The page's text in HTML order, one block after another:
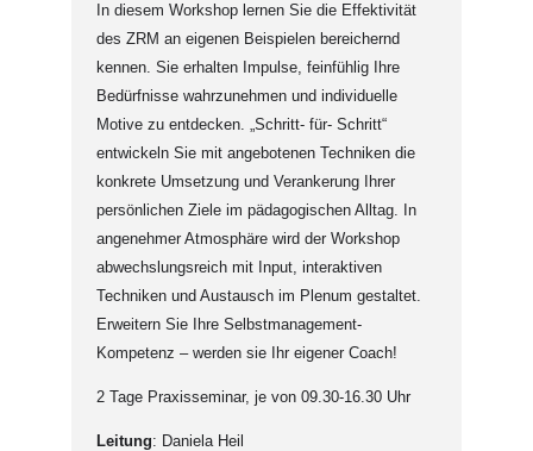
In diesem Workshop lernen Sie die Effektivität
des ZRM an eigenen Beispielen bereichernd
kennen. Sie erhalten Impulse, feinfühlig Ihre
Bedürfnisse wahrzunehmen und individuelle
Motive zu entdecken. „Schritt- für- Schritt“
entwickeln Sie mit angebotenen Techniken die
konkrete Umsetzung und Verankerung Ihrer
persönlichen Ziele im pädagogischen Alltag. In
angenehmer Atmosphäre wird der Workshop
abwechslungsreich mit Input, interaktiven
Techniken und Austausch im Plenum gestaltet.
Erweitern Sie Ihre Selbstmanagement-
Kompetenz – werden sie Ihr eigener Coach!
2 Tage Praxisseminar, je von 09.30-16.30 Uhr
Leitung: Daniela Heil